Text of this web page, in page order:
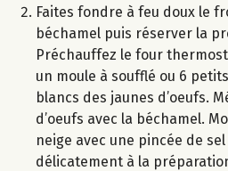
Faites fondre à feu doux le
béchamel puis réserver la
Préchauffez le four
un moule à soufflé ou 6
blancs des jaunes d’oeufs.
d’oeufs avec la béchamel.
neige avec une pincée de
délicatement à la